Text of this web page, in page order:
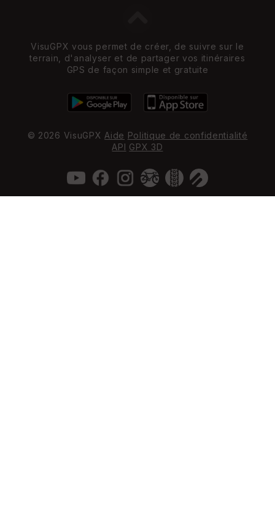
VisuGPX vous permet de créer, de suivre sur le
terrain, d'analyser et de partager vos itinéraires
GPS de façon simple et gratuite
© 2026 VisuGPX Aide Politique de confidentialité
API GPX 3D